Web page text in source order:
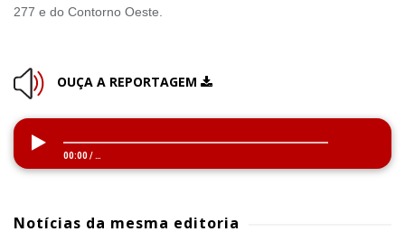
277 e do Contorno Oeste.
OUÇA A REPORTAGEM
00:00/ …
Notícias da mesma editoria